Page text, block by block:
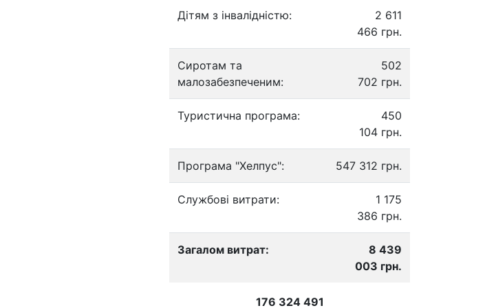
Дітям з інвалідністю:
2 611
466 грн.
Сиротам та
малозабезпеченим:
502
702 грн.
Туристична програма:
450
104 грн.
Програма "Хелпус": 547 312 грн.
Службові витрати:
1 175
386 грн.
Загалом витрат:
8 439
003 грн.
176 324 491